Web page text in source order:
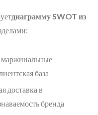
диаграмму SWOT из
база
доставка в
бренда